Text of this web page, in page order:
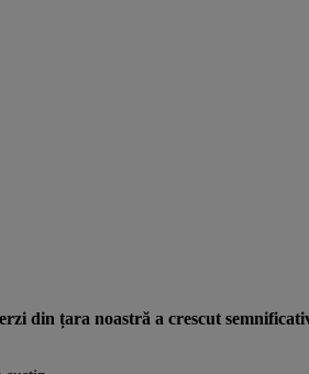
din țara noastră a crescut